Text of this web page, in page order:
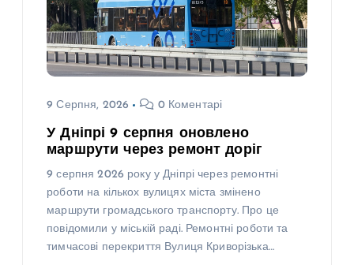
9 Серпня, 2026 0 Коментарі
У Дніпрі 9 серпня оновлено
маршрути через ремонт доріг
9 серпня 2026 року у Дніпрі через ремонтні
роботи на кількох вулицях міста змінено
маршрути громадського транспорту. Про це
повідомили у міській раді. Ремонтні роботи та
тимчасові перекриття Вулиця Криворізька…